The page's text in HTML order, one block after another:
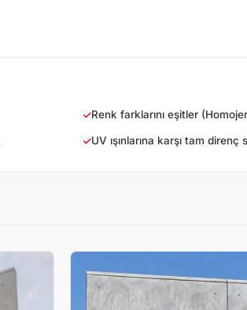
Renk farklarını eşitler
UV ışınlarına karşı tam direnç